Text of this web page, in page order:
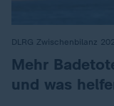
DLRG Zwischenbilanz
:
Mehr
und was